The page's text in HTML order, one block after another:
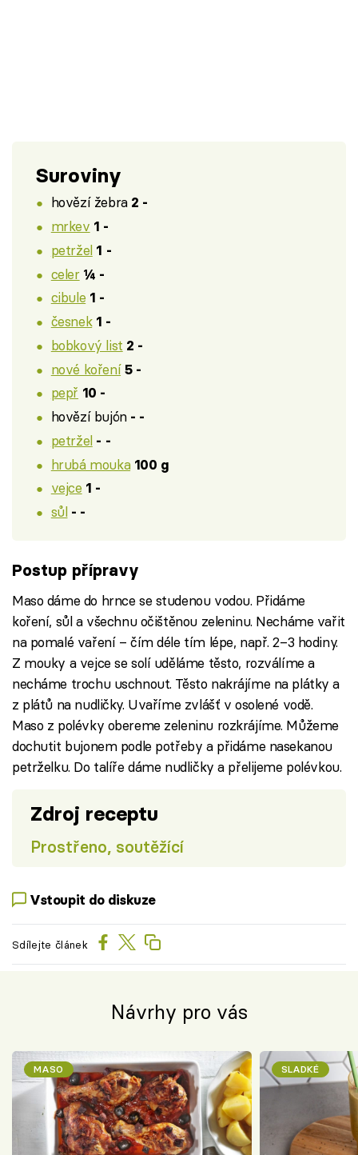
Suroviny
hovězí žebra 2 -
mrkev 1 -
petržel 1 -
celer ¼ -
cibule 1 -
česnek 1 -
bobkový list 2 -
nové koření 5 -
pepř 10 -
hovězí bujón - -
petržel - -
hrubá mouka 100 g
vejce 1 -
sůl - -
Postup přípravy
Maso dáme do hrnce se studenou vodou. Přidáme
koření, sůl a všechnu očištěnou zeleninu. Necháme vařit
na pomalé vaření – čím déle tím lépe, např. 2–3 hodiny.
Z mouky a vejce se solí uděláme těsto, rozválíme a
necháme trochu uschnout. Těsto nakrájíme na plátky a
z plátů na nudličky. Uvaříme zvlášť v osolené vodě.
Maso z polévky obereme zeleninu rozkrájíme. Můžeme
dochutit bujonem podle potřeby a přidáme nasekanou
petrželku. Do talíře dáme nudličky a přelijeme polévkou.
Zdroj receptu
Prostřeno, soutěžící
Vstoupit do diskuze
Sdílejte článek
Návrhy pro vás
MASO SLADKÉ